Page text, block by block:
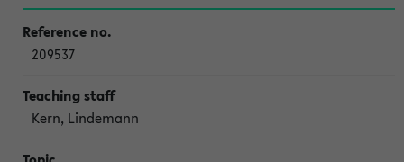
209537
Kern, Lindemann